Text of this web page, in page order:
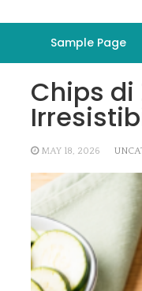
Sample Page
Chips di
MAY 18, 2026